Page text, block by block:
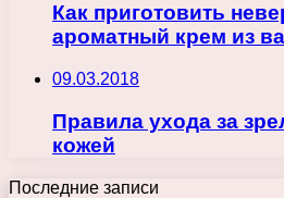
Как приготовить
ароматный крем из
09.03.2018
Правила ухода за
кожей
Последние записи